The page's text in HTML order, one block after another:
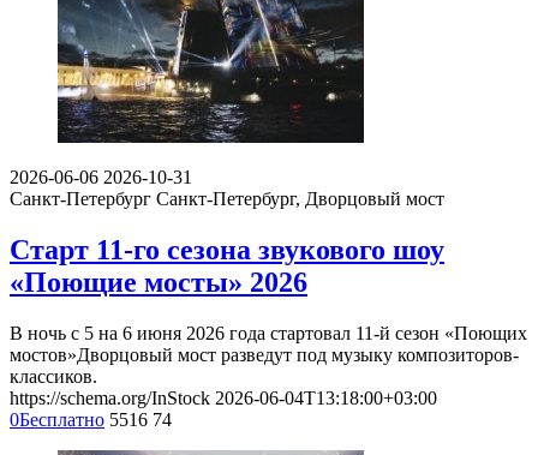
2026-06-06 2026-10-31
Санкт-Петербург Санкт-Петербург, Дворцовый мост
Старт 11-го сезона звукового шоу
«Поющие мосты» 2026
В ночь с 5 на 6 июня 2026 года стартовал 11-й сезон «Поющих
мостов»Дворцовый мост разведут под музыку композиторов-
классиков.
https://schema.org/InStock 2026-06-04T13:18:00+03:00
0Бесплатно 5516 74